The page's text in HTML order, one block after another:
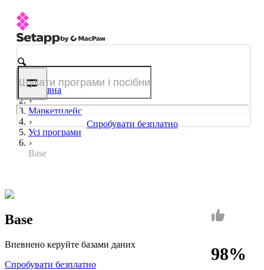
Спробувати безплатно
Головна
Маркетплейс
Усі програми
Base
98%
Base
Впевнено керуйте базами даних
Спробувати безплатно